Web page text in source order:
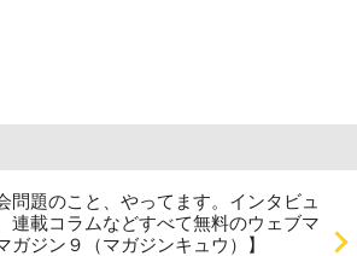
問題のこと、やってます。インタビュ
連載コラムなどすべて無料のウェブマ
ガジン９（マガジンキュウ）】